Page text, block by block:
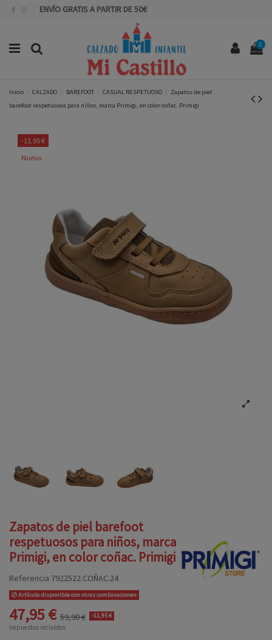
ENVÍO GRATIS A PARTIR DE 50€
0
Inicio CALZADO BAREFOOT CASUAL RESPETUOSO
Zapatos de piel
barefoot respetuosos para niños, marca Primigi, en color coñac. Primigi
-11,95 €
Nuevo
Zapatos de piel barefoot
respetuosos para niños, marca
Primigi, en color coñac. Primigi
Referencia 7922522.COÑAC.24
Artículo disponible con otras combinaciones
47,95 € 59,90 € -11,95 €
Impuestos incluidos